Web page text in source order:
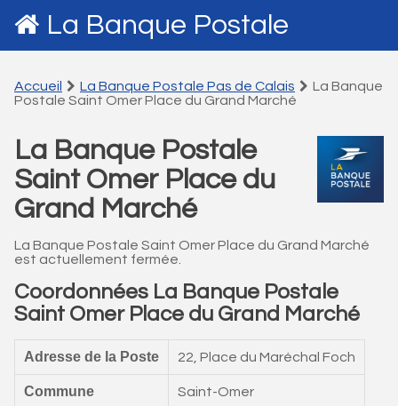
La Banque Postale
Accueil La Banque Postale Pas de Calais
La Banque
Postale Saint Omer Place du Grand Marché
La Banque Postale
Saint Omer Place du
Grand Marché
La Banque Postale Saint Omer Place du Grand Marché
est actuellement fermée.
Coordonnées La Banque Postale
Saint Omer Place du Grand Marché
Adresse de la Poste 22, Place du Maréchal Foch
Commune Saint-Omer